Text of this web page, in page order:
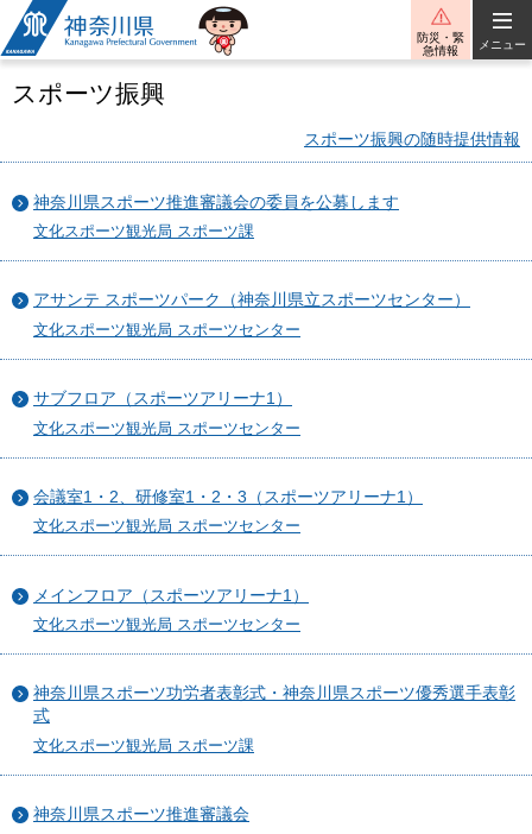
神奈川県
防災・緊
急情報
メニュー
スポーツ振興
スポーツ振興の随時提供情報
神奈川県スポーツ推進審議会の委員を公募します
文化スポーツ観光局 スポーツ課
アサンテ スポーツパーク（神奈川県立スポーツセンター）
文化スポーツ観光局 スポーツセンター
サブフロア（スポーツアリーナ1）
文化スポーツ観光局 スポーツセンター
会議室1・2、研修室1・2・3（スポーツアリーナ1）
文化スポーツ観光局 スポーツセンター
メインフロア（スポーツアリーナ1）
文化スポーツ観光局 スポーツセンター
神奈川県スポーツ功労者表彰式・神奈川県スポーツ優秀選手表彰
式
文化スポーツ観光局 スポーツ課
神奈川県スポーツ推進審議会